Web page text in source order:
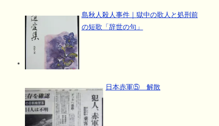
島秋人殺人事件｜獄中の歌人と処刑前
の短歌「辞世の句」
日本赤軍⑤ 解散